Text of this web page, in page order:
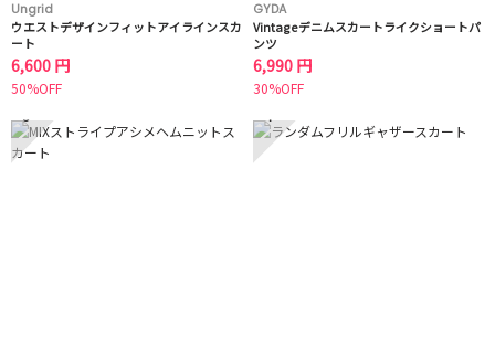
Ungrid
ウエストデザインフィットアイラインスカ
ート
6,600 円
50%OFF
GYDA
Vintageデニムスカートライクショートパ
ンツ
6,990 円
30%OFF
3 4